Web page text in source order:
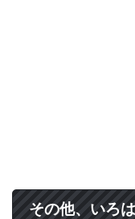
その他、いろ